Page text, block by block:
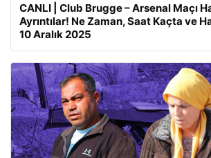
CANLI | Club Brugge – Arsenal Maçı
Ayrıntılar! Ne Zaman, Saat Kaçta ve
10 Aralık 2025